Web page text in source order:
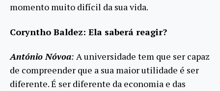
momento muito difícil da sua vida.
Coryntho Baldez: Ela saberá reagir?
António Nóvoa: A universidade tem que ser capaz
de compreender que a sua maior utilidade é ser
diferente. É ser diferente da economia e das